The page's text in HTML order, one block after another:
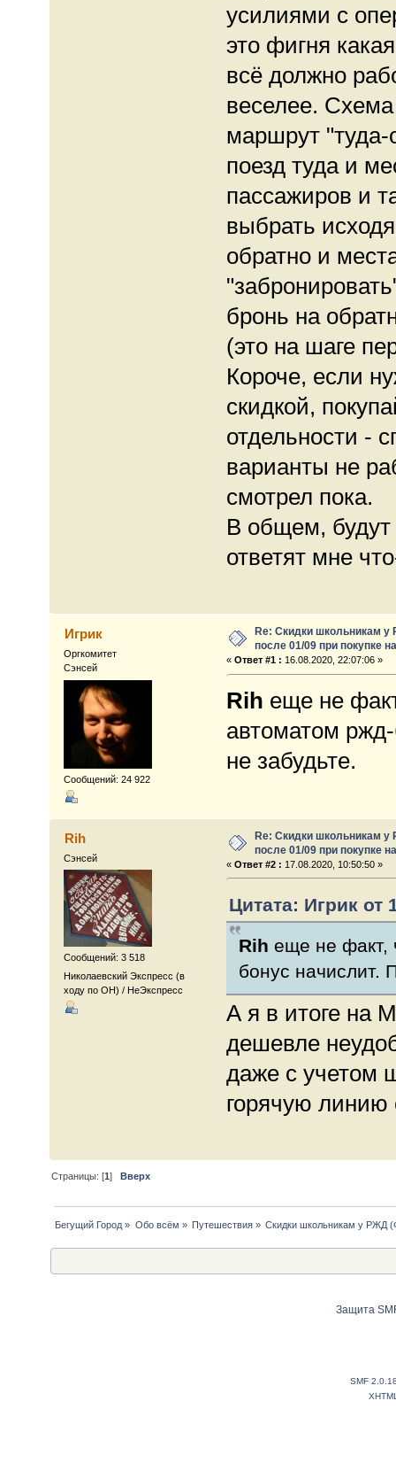
усилиями с
это фигня
всё должно
веселее.
маршрут
поезд туда и
пассажиров и
выбрать
обратно и
бронь на
(это на шаге
Короче, если
скидкой,
отдельности -
варианты не
смотрел пока.
В общем, будут
ответят мне
Игрик
Оргкомитет
Сэнсей
Сообщений: 24 922
Re: Скидки школьникам
после 01/09 при покупке
« Ответ #1 : 16.08.2020, 22:07:06 »
Rih еще не
автоматом
не забудьте.
Rih
Сэнсей
Сообщений: 3 518
Николаевский Экспресс (в
ходу по ОН) / НеЭкспресс
Re: Скидки школьникам
после 01/09 при покупке
« Ответ #2 : 17.08.2020, 10:50:50 »
Цитата: Игрик от
Rih еще не факт,
бонус начислит.
А я в итоге на
дешевле
даже с учетом
горячую линию
Страницы: [1]Вверх
Бегущий Город » Обо всём » Путешествия » Скидки школьникам у РЖД
Защита
SMF